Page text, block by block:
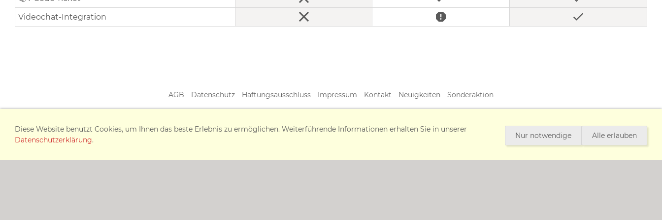
Videochat-Integration
AGB Datenschutz Haftungsausschluss Impressum Kontakt Neuigkeiten Sonderaktion
© 2026 | MED+ORG Alexander Reichert GmbH | Johann-Liesenberger-Straße 19 | 78078 Niedereschach | Tel. 07728 - 64 55 20 | Fax 07728 - 64 55 29 | info@medundorg.de |
Diese Website benutzt Cookies, um Ihnen das beste Erlebnis zu ermöglichen. Weiterführende Informationen erhalten Sie in unserer
Datenschutzerklärung. Nur notwendige Alle erlauben